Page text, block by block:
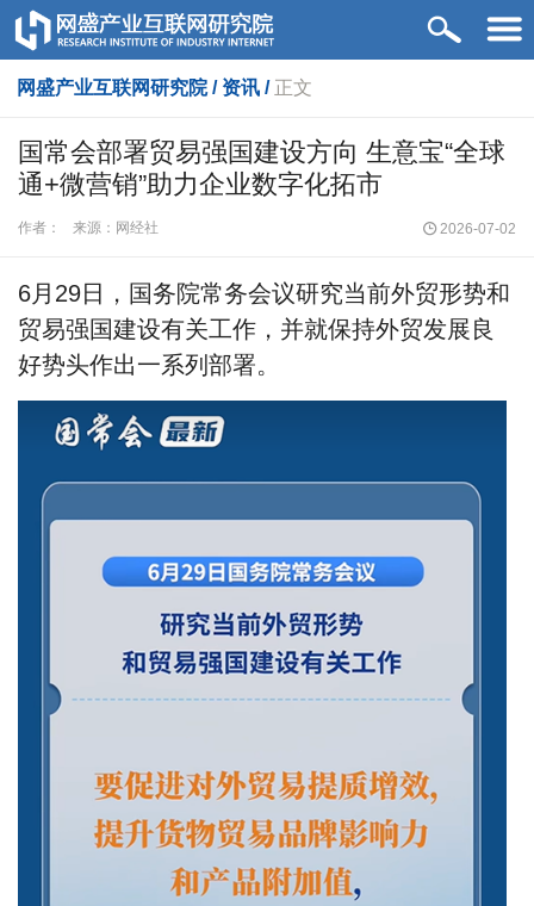
网盛产业互联网研究院 / 资讯 / 正文
国常会部署贸易强国建设方向 生意宝“全球
通+微营销”助力企业数字化拓市
作者： 来源：网经社 2026-07-02
6月29日，国务院常务会议研究当前外贸形势和
贸易强国建设有关工作，并就保持外贸发展良
好势头作出一系列部署。